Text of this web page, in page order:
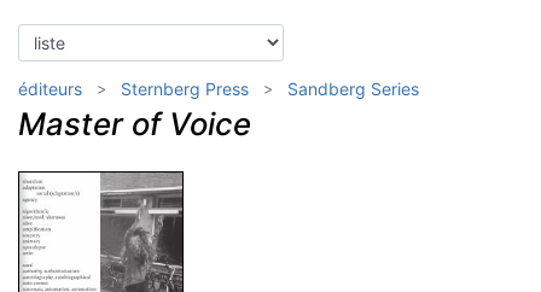
éditeurs Sternberg Press Sandberg Series
Master of Voice